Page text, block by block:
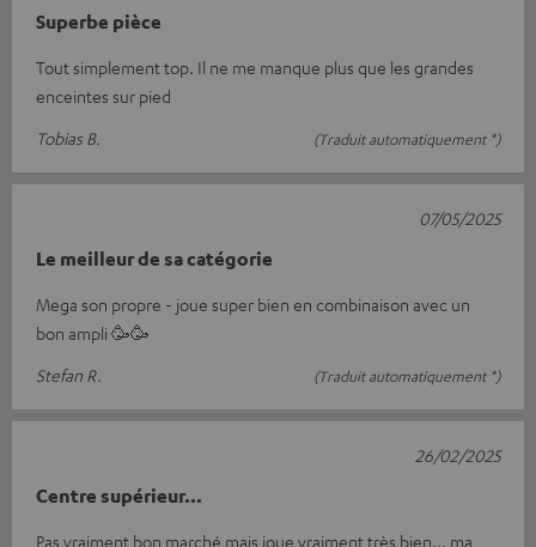
Superbe pièce
Tout simplement top. Il ne me manque plus que les grandes
enceintes sur pied
Tobias B.
(Traduit automatiquement *)
Le meilleur de sa catégorie
Mega son propre - joue super bien en combinaison avec un
bon ampli 🥳🥳
Stefan R.
(Traduit automatiquement *)
07/05/2025
Centre supérieur...
Pas vraiment bon marché mais joue vraiment très bien... ma
26/02/2025